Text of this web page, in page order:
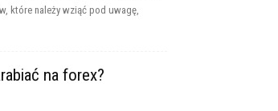
które należy wziąć pod uwagę,
na forex?